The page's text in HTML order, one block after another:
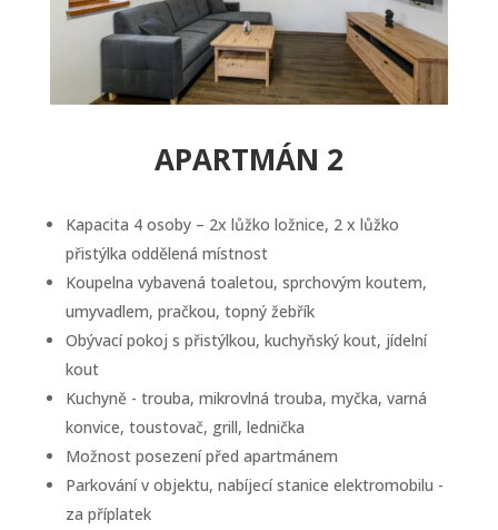
APARTMÁN 2
Kapacita 4 osoby – 2x lůžko ložnice, 2 x lůžko
přistýlka oddělená místnost
Koupelna vybavená toaletou, sprchovým koutem,
umyvadlem, pračkou, topný žebřík
Obývací pokoj s přistýlkou, kuchyňský kout, jídelní
kout
Kuchyně - trouba, mikrovlná trouba, myčka, varná
konvice, toustovač, grill, lednička
Možnost posezení před apartmánem
Parkování v objektu, nabíjecí stanice elektromobilu -
za příplatek